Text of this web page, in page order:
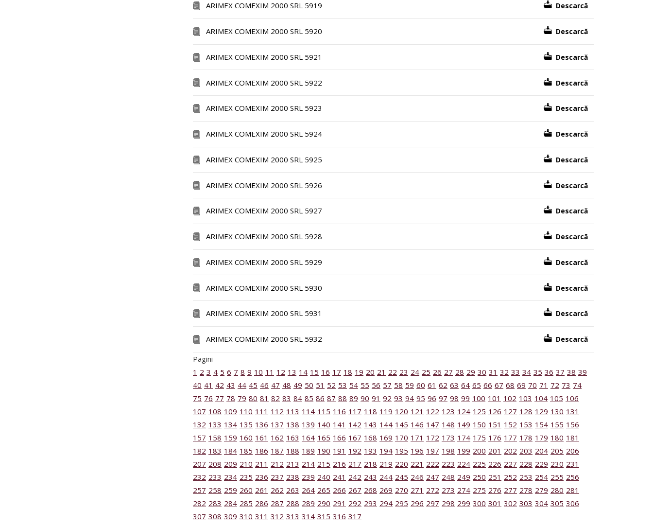
ARIMEX COMEXIM 2000 SRL 5919 Descarcă
ARIMEX COMEXIM 2000 SRL 5920 Descarcă
ARIMEX COMEXIM 2000 SRL 5921 Descarcă
ARIMEX COMEXIM 2000 SRL 5922 Descarcă
ARIMEX COMEXIM 2000 SRL 5923 Descarcă
ARIMEX COMEXIM 2000 SRL 5924 Descarcă
ARIMEX COMEXIM 2000 SRL 5925 Descarcă
ARIMEX COMEXIM 2000 SRL 5926 Descarcă
ARIMEX COMEXIM 2000 SRL 5927 Descarcă
ARIMEX COMEXIM 2000 SRL 5928 Descarcă
ARIMEX COMEXIM 2000 SRL 5929 Descarcă
ARIMEX COMEXIM 2000 SRL 5930 Descarcă
ARIMEX COMEXIM 2000 SRL 5931 Descarcă
ARIMEX COMEXIM 2000 SRL 5932 Descarcă
Pagini
1 2 3 4 5 6 7 8 9 10 11 12 13 14 15 16 17 18 19 20 21 22 23 24 25 26 27 28 29 30 31 32 33 34 35 36 37 38 39
40 41 42 43 44 45 46 47 48 49 50 51 52 53 54 55 56 57 58 59 60 61 62 63 64 65 66 67 68 69 70 71 72 73 74
75 76 77 78 79 80 81 82 83 84 85 86 87 88 89 90 91 92 93 94 95 96 97 98 99 100 101 102 103 104 105 106
107 108 109 110 111 112 113 114 115 116 117 118 119 120 121 122 123 124 125 126 127 128 129 130 131
132 133 134 135 136 137 138 139 140 141 142 143 144 145 146 147 148 149 150 151 152 153 154 155 156
157 158 159 160 161 162 163 164 165 166 167 168 169 170 171 172 173 174 175 176 177 178 179 180 181
182 183 184 185 186 187 188 189 190 191 192 193 194 195 196 197 198 199 200 201 202 203 204 205 206
207 208 209 210 211 212 213 214 215 216 217 218 219 220 221 222 223 224 225 226 227 228 229 230 231
232 233 234 235 236 237 238 239 240 241 242 243 244 245 246 247 248 249 250 251 252 253 254 255 256
257 258 259 260 261 262 263 264 265 266 267 268 269 270 271 272 273 274 275 276 277 278 279 280 281
282 283 284 285 286 287 288 289 290 291 292 293 294 295 296 297 298 299 300 301 302 303 304 305 306
307 308 309 310 311 312 313 314 315 316 317